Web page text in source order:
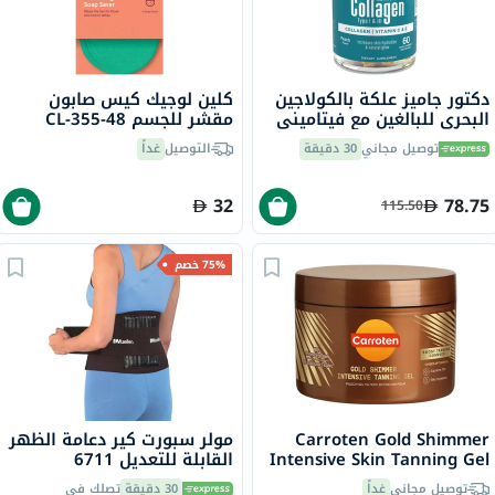
دكتور جاميز علكة بالكولاجين
البحري للبالغين مع فيتاميني
ج وهـ، حزمة من 60
توصيل مجاني30 دقيقة
78.75
115.50
كلين لوجيك كيس صابون
مقشر للجسم CL-355-48
التوصيلغداً
32
Carroten Gold Shimmer
Intensive Skin Tanning Gel
150mlتوصيل مجانيغداً
75% خصم
مولر سبورت كير دعامة الظهر
القابلة للتعديل 6711
30 دقيقة تصلك في